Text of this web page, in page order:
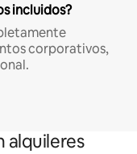
incluidos?
corporativos,
alquileres